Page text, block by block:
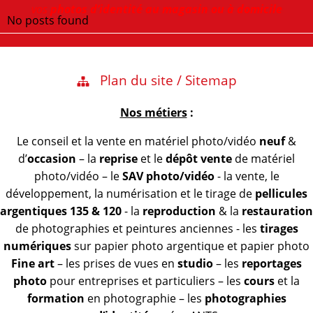
vos photos d’identité au magasin ou à domicile
No posts found
Plan du site / Sitemap
Nos métiers:
Le conseil et la vente en matériel photo/vidéo neuf&
d’occasion – la reprise et ledépôt vente de matériel
photo/vidéo – leSAV photo/vidéo- la vente, le
développement, la numérisation et le tirage de pellicules
argentiques 135 & 120- la reproduction & la restauration
de photographies et peintures anciennes - les tirages
numériquessur papier photo argentique et papier photo
Fine art– les prises de vues en studio– les reportages
photo pour entreprises et particuliers – les cours et la
formation en photographie – les photographies